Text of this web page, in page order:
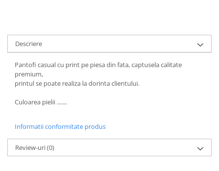
Descriere
Pantofi casual cu print pe piesa din fata, captusela calitate
premium,
printul se poate realiza la dorinta clientului.
Culoarea pielii .......
Informatii conformitate produs
Review-uri(0)